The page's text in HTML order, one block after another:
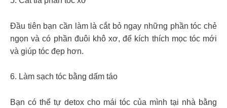
Đầu tiên bạn cần làm là cắt bỏ ngay những phần tóc chẻ
ngọn và có phần đuôi khô xơ, để kích thích mọc tóc mới
và giúp tóc đẹp hơn.
6. Làm sạch tóc bằng dấm táo
Bạn có thể tự detox cho mái tóc của mình tại nhà bằng